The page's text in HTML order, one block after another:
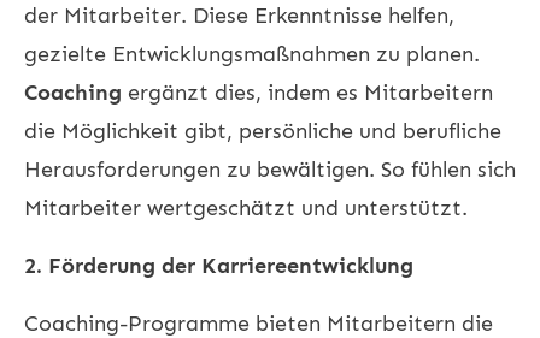
der Mitarbeiter. Diese Erkenntnisse helfen,
gezielte Entwicklungsmaßnahmen zu planen.
Coaching ergänzt dies, indem es Mitarbeitern
die Möglichkeit gibt, persönliche und berufliche
Herausforderungen zu bewältigen. So fühlen sich
Mitarbeiter wertgeschätzt und unterstützt.
2. Förderung der Karriereentwicklung
Coaching-Programme bieten Mitarbeitern die